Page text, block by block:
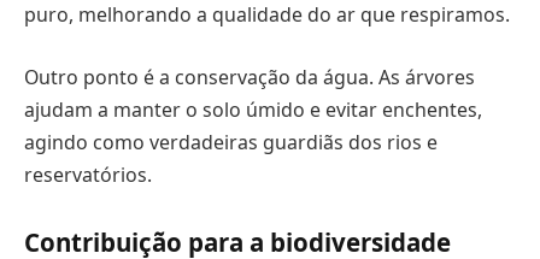
puro, melhorando a qualidade do ar que respiramos.
Outro ponto é a conservação da água. As árvores
ajudam a manter o solo úmido e evitar enchentes,
agindo como verdadeiras guardiãs dos rios e
reservatórios.
Contribuição para a biodiversidade